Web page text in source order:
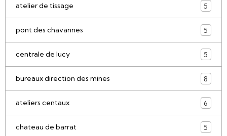
atelier de tissage 5
pont des chavannes 5
centrale de lucy 5
bureaux direction des mines 8
ateliers centaux 6
chateau de barrat 5